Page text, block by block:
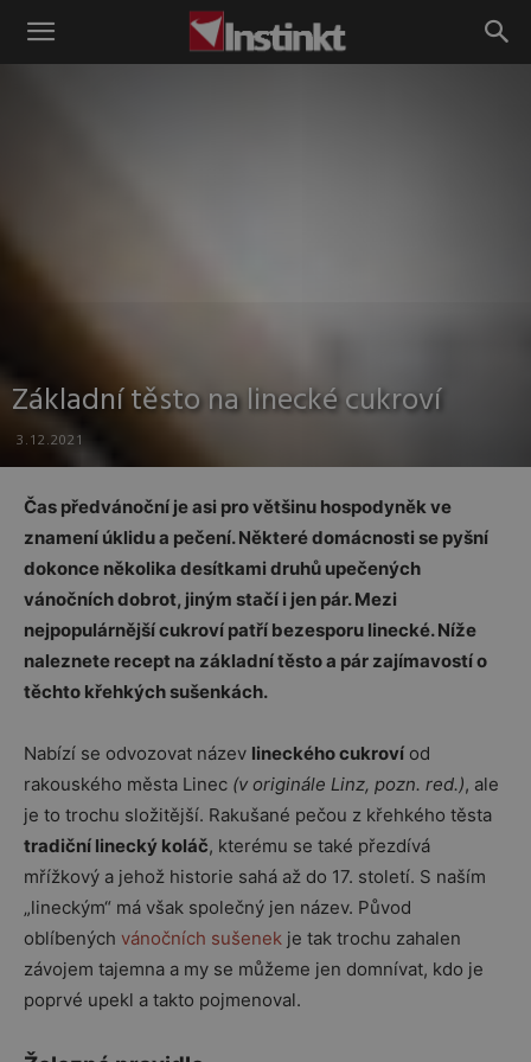
Instinkt
Základní těsto na linecké cukroví
3.12.2021
Čas předvánoční je asi pro většinu hospodyněk ve
znamení úklidu a pečení. Některé domácnosti se pyšní
dokonce několika desítkami druhů upečených
vánočních dobrot, jiným stačí i jen pár. Mezi
nejpopulárnější cukroví patří bezesporu linecké. Níže
naleznete recept na základní těsto a pár zajímavostí o
těchto křehkých sušenkách.
Nabízí se odvozovat název lineckého cukroví od
rakouského města Linec (v originále Linz, pozn. red.), ale
je to trochu složitější. Rakušané pečou z křehkého těsta
tradiční linecký koláč, kterému se také přezdívá
mřížkový a jehož historie sahá až do 17. století. S naším
„lineckým“ má však společný jen název. Původ
oblíbených vánočních sušenek je tak trochu zahalen
závojem tajemna a my se můžeme jen domnívat, kdo je
poprvé upekl a takto pojmenoval.